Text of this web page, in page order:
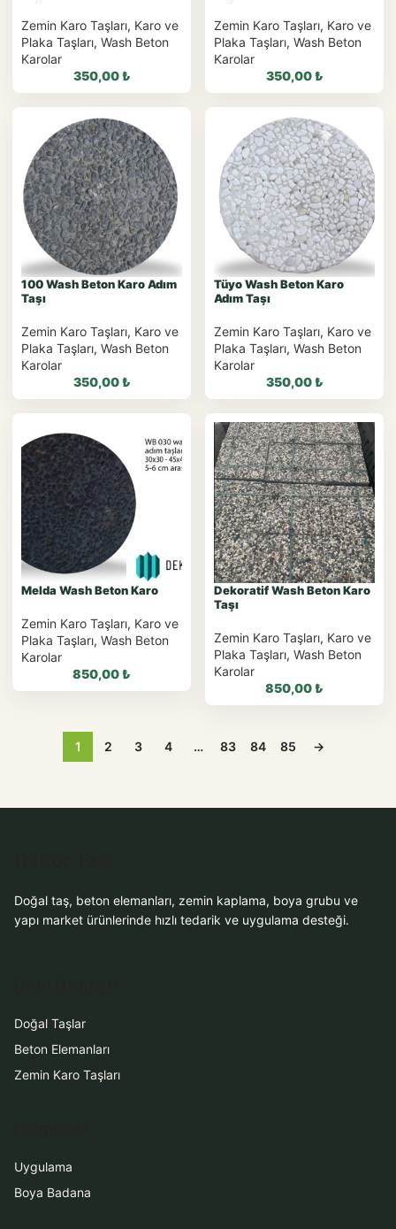
Zemin Karo Taşları, Karo ve
Plaka Taşları, Wash Beton
Karolar
350,00₺
WhatsApp ile
Sipariş
WhatsApp Teklif Al
Zemin Karo Taşları, Karo ve
Plaka Taşları, Wash Beton
Karolar
350,00₺
WhatsApp ile
Sipariş
WhatsApp Teklif Al
100 Wash Beton Karo Adım
Taşı
Zemin Karo Taşları, Karo ve
Plaka Taşları, Wash Beton
Karolar
350,00₺
WhatsApp ile Sipariş
WhatsApp Teklif Al
Tüyo Wash Beton Karo
Adım Taşı
Zemin Karo Taşları, Karo ve
Plaka Taşları, Wash Beton
Karolar
350,00₺
WhatsApp ile Sipariş
WhatsApp Teklif Al
Melda Wash Beton Karo
Zemin Karo Taşları, Karo ve
Plaka Taşları, Wash Beton
Karolar
850,00₺
Dekoratif Wash Beton Karo
Taşı
Zemin Karo Taşları, Karo ve
Plaka Taşları, Wash Beton
Karolar
850,00₺
1 2 3 4 … 83 84 85 →
Doğal taş, beton elemanları, zemin kaplama, boya grubu ve
yapı market ürünlerinde hızlı tedarik ve uygulama desteği.
Doğal Taşlar
Beton Elemanları
Zemin Karo Taşları
Uygulama
Boya Badana